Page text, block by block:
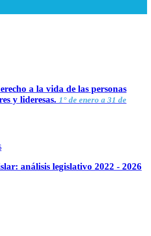
a la vida de las personas
y lideresas. 1° de enero a 31 de
análisis legislativo 2022 - 2026